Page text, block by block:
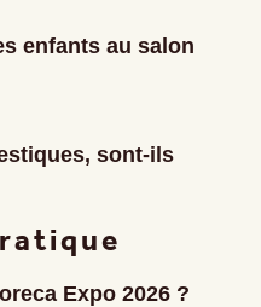
enfants au salon
sont-ils
Expo 2026 ?